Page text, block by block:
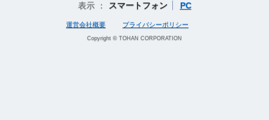
表示 ： スマートフォン PC
運営会社概要 プライバシーポリシー
Copyright © TOHAN CORPORATION